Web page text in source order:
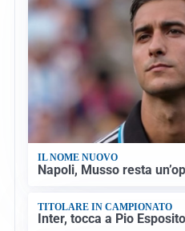
IL NOME NUOVO
Napoli, Musso resta
TITOLARE IN CAMPIONATO
Inter, tocca a Pio